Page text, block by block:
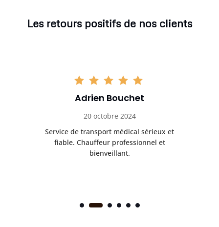
Les retours positifs de nos clients
Adrien Bouchet
20 octobre 2024
Service de transport médical sérieux et
fiable. Chauffeur professionnel et
bienveillant.